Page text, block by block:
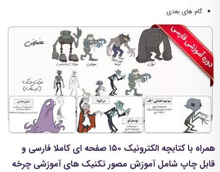
گام های بعدی
همراه با کتابچه الکترونیک ۱۵۰ صفحه ای کاملا فارسی و
قابل چاپ شامل آموزش مصور تکنیک های آموزشی چرخه